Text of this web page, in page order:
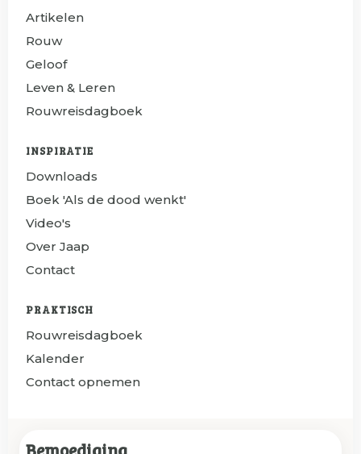
Artikelen
Rouw
Geloof
Leven & Leren
Rouwreisdagboek
INSPIRATIE
Downloads
Boek 'Als de dood wenkt'
Video's
Over Jaap
Contact
PRAKTISCH
Rouwreisdagboek
Kalender
Contact opnemen